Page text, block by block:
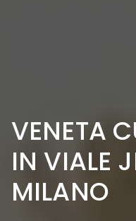
VENETA
IN VIALE
MILANO